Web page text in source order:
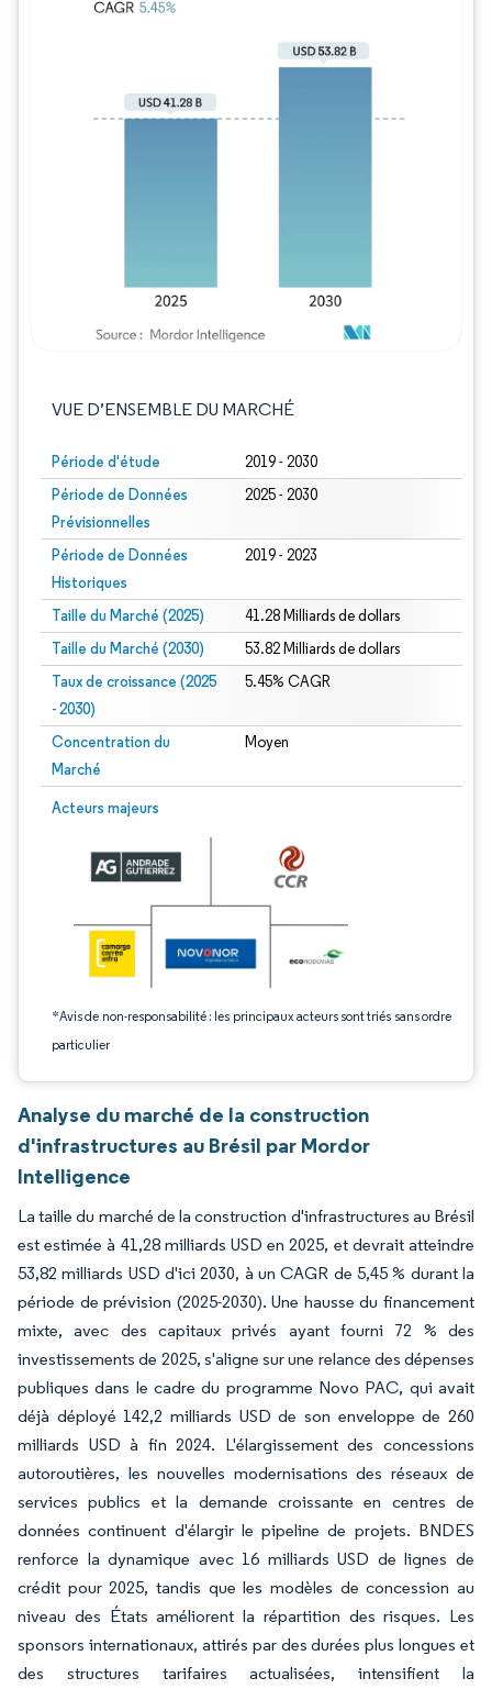
VUE D’ENSEMBLE DU MARCHÉ
Période d'étude 2019 - 2030
Période de Données
Prévisionnelles
2025 - 2030
Période de Données
Historiques
2019 - 2023
Taille du Marché (2025) 41.28 Milliards de dollars
Taille du Marché (2030) 53.82 Milliards de dollars
Taux de croissance (2025
- 2030)
5.45% CAGR
Concentration du
Marché
Moyen
Acteurs majeurs
*Avis de non-responsabilité : les principaux acteurs sont triés sans ordre
particulier
Image © Mordor Intelligence. La réutilisation nécessite une attribution sous CC
Analyse du marché de la construction
d'infrastructures au Brésil par Mordor
Intelligence
La taille du marché de la construction d'infrastructures au Brésil
est estimée à 41,28 milliards USD en 2025, et devrait atteindre
53,82 milliards USD d'ici 2030, à un CAGR de 5,45 % durant la
période de prévision (2025-2030). Une hausse du financement
mixte, avec des capitaux privés ayant fourni 72 % des
investissements de 2025, s'aligne sur une relance des dépenses
publiques dans le cadre du programme Novo PAC, qui avait
déjà déployé 142,2 milliards USD de son enveloppe de 260
milliards USD à fin 2024. L'élargissement des concessions
autoroutières, les nouvelles modernisations des réseaux de
services publics et la demande croissante en centres de
données continuent d'élargir le pipeline de projets. BNDES
renforce la dynamique avec 16 milliards USD de lignes de
crédit pour 2025, tandis que les modèles de concession au
niveau des États améliorent la répartition des risques. Les
sponsors internationaux, attirés par des durées plus longues et
des structures tarifaires actualisées, intensifient la